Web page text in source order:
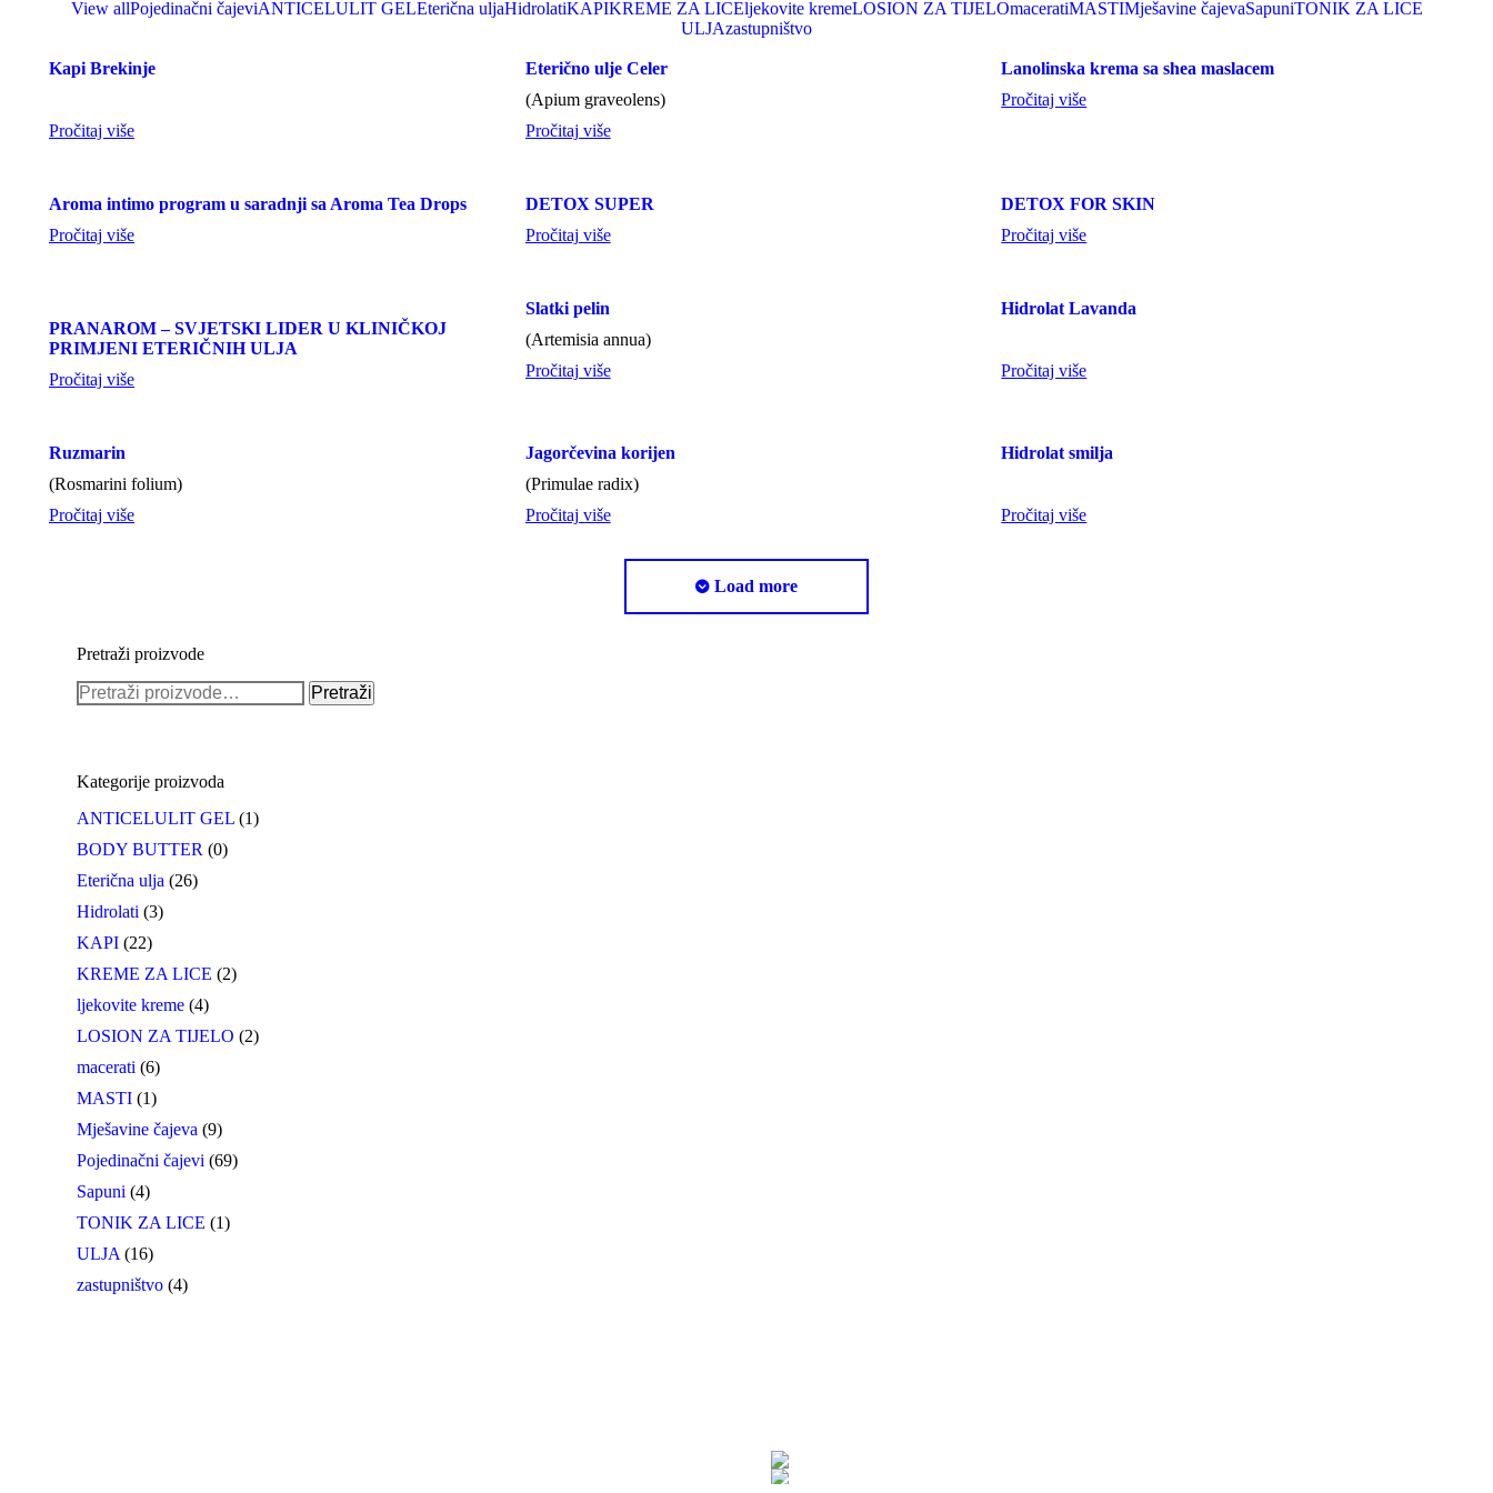
View allPojedinačni čajeviANTICELULIT GELEterična uljaHidrolatiKAPIKREME ZA LICEljekovite kremeLOSION ZA TIJELOmaceratiMASTIMješavine čajevaSapuniTONIK ZA LICE
ULJAzastupništvo
Kapi Brekinje
Pročitaj više
Eterično ulje Celer
(Apium graveolens)
Pročitaj više
Lanolinska krema sa shea maslacem
Pročitaj više
Aroma intimo program u saradnji sa Aroma Tea Drops
Pročitaj više
DETOX SUPER
Pročitaj više
DETOX FOR SKIN
Pročitaj više
PRANAROM – SVJETSKI LIDER U KLINIČKOJ
PRIMJENI ETERIČNIH ULJA
Pročitaj više
Slatki pelin
(Artemisia annua)
Pročitaj više
Hidrolat Lavanda
Pročitaj više
Ruzmarin
(Rosmarini folium)
Pročitaj više
Jagorčevina korijen
(Primulae radix)
Pročitaj više
Hidrolat smilja
Pročitaj više
Load more
Pretraži proizvode
Pretraži:
Pretraži
Kategorije proizvoda
ANTICELULIT GEL (1)
BODY BUTTER (0)
Eterična ulja (26)
Hidrolati (3)
KAPI (22)
KREME ZA LICE (2)
ljekovite kreme (4)
LOSION ZA TIJELO (2)
macerati (6)
MASTI (1)
Mješavine čajeva (9)
Pojedinačni čajevi (69)
Sapuni (4)
TONIK ZA LICE (1)
ULJA (16)
zastupništvo (4)